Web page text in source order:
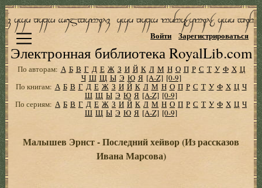
Электронная библиотека RoyalLib.com
Войти Зарегистрироваться
По авторам: А Б В Г Д Е Ж З И Й К Л М Н О П Р С Т У Ф Х Ц
Ч Ш Щ Ы Э Ю Я [A-Z] [0-9]
По книгам: А Б В Г Д Е Ж З И Й К Л М Н О П Р С Т У Ф Х Ц Ч
Ш Щ Ы Э Ю Я [A-Z] [0-9]
По сериям: А Б В Г Д Е Ж З И Й К Л М Н О П Р С Т У Ф Х Ц Ч
Ш Щ Ы Э Ю Я [A-Z] [0-9]
Малышев Эрнст - Последний хейвор (Из рассказов
Ивана Марсова)